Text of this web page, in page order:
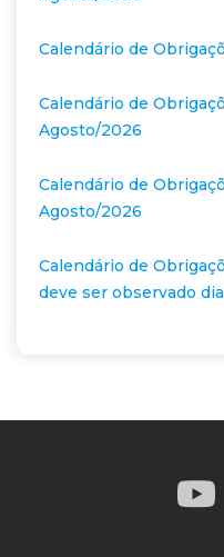
Calendário de
Calendário de
Agosto/2026
Calendário de
Agosto/2026
Calendário de
deve ser observado